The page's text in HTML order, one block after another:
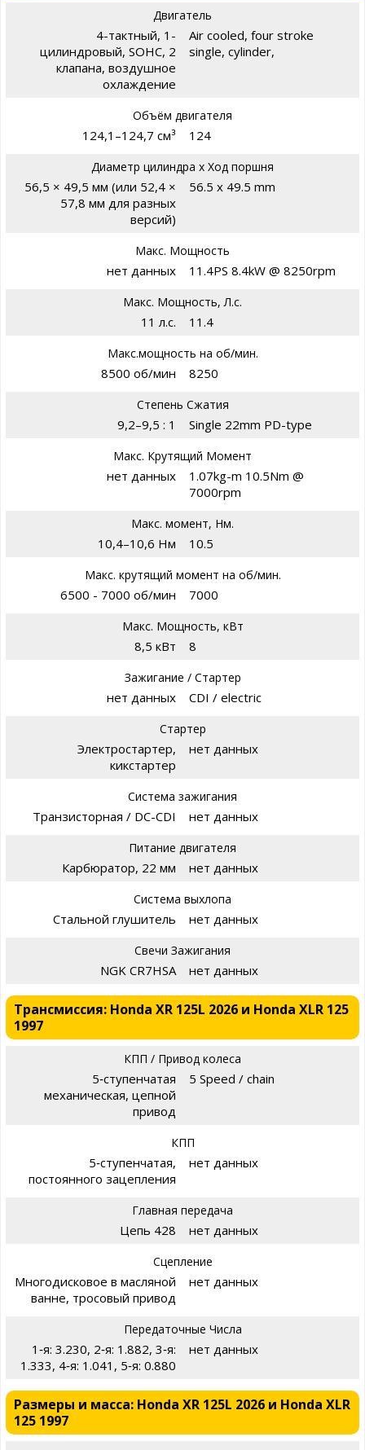
Двигатель
4-тактный, 1-
цилиндровый, SOHC, 2
клапана, воздушное
охлаждение
Air cooled, four stroke
single, cylinder,
Объём двигателя
124,1–124,7 см³ 124
Диаметр цилиндра х Ход поршня
56,5 × 49,5 мм (или 52,4 ×
57,8 мм для разных
версий)
56.5 x 49.5 mm
Макс. Мощность
нет данных 11.4PS 8.4kW @ 8250rpm
Макс. Мощность, Л.с.
11 л.с. 11.4
Макс.мощность на об/мин.
8500 об/мин 8250
Степень Сжатия
9,2–9,5 : 1 Single 22mm PD-type
Макс. Крутящий Момент
нет данных
1.07kg-m 10.5Nm @
7000rpm
Макс. момент, Нм.
10,4–10,6 Нм 10.5
Макс. крутящий момент на об/мин.
6500 - 7000 об/мин 7000
Макс. Мощность, кВт
8,5 кВт 8
Зажигание / Стартер
нет данных CDI / electric
Стартер
Электростартер,
кикстартер
нет данных
Система зажигания
Транзисторная / DC-CDI нет данных
Питание двигателя
Карбюратор, 22 мм нет данных
Система выхлопа
Стальной глушитель нет данных
Свечи Зажигания
NGK CR7HSA нет данных
Трансмиссия: Honda XR 125L 2026 и Honda XLR 125
1997
КПП / Привод колеса
5‑ступенчатая
механическая, цепной
привод
5 Speed / chain
КПП
5‑ступенчатая,
постоянного зацепления
нет данных
Главная передача
Цепь 428 нет данных
Сцепление
Многодисковое в масляной
ванне, тросовый привод
нет данных
Передаточные Числа
1‑я: 3.230, 2‑я: 1.882, 3‑я:
1.333, 4‑я: 1.041, 5‑я: 0.880
нет данных
Размеры и масса: Honda XR 125L 2026 и Honda XLR
125 1997